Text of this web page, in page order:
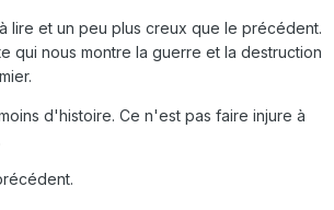
lire et un peu plus creux que le précédent.
qui nous montre la guerre et la destruction
d'histoire. Ce n'est pas faire injure à